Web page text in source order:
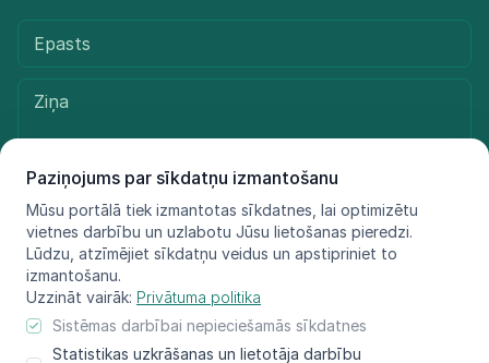
Paziņojums par sīkdatņu izmantošanu
Mūsu portālā tiek izmantotas sīkdatnes, lai optimizētu
vietnes darbību un uzlabotu Jūsu lietošanas pieredzi.
Lūdzu, atzīmējiet sīkdatņu veidus un apstipriniet to
izmantošanu.
Uzzināt vairāk: Privātuma politika
Sistēmas darbībai nepieciešamās sīkdatnes
Statistikas uzkrāšanas un lietotāja darbību
Sūtīt ziņu
© LIFE FOR SPECIES, 2021 - 2025
Informācija atspoguļo tikai projekta LIFE FOR SPECIES īstenotāju